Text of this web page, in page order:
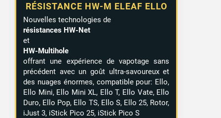
RÉSISTANCE HW-M ELEAF ELLO
Nouvelles technologies de
résistances HW-Net
et
HW-Multihole
offrant une expérience de vapotage sans
précédent avec un goût ultra-savoureux et
des nuages énormes, compatible pour: Ello,
Ello Mini, Ello Mini XL, Ello T, Ello Vate, Ello
Duro, Ello Pop, Ello TS, Ello S, Ello 25, Rotor,
iJust 3, iStick Pico 25, iStick Pico S